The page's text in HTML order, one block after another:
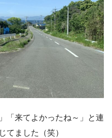
「来てよかったね～」と連
てました（笑）